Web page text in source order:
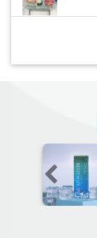
Previous